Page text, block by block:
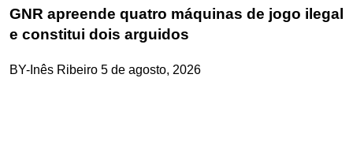
GNR apreende quatro máquinas de jogo ilegal
e constitui dois arguidos
BY-Inês Ribeiro 5 de agosto, 2026